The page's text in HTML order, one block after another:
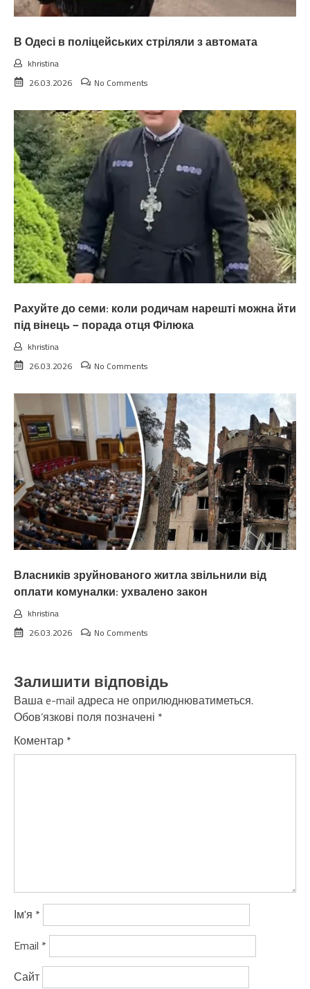
В Одесі в поліцейських стріляли з автомата
khristina
26.03.2026
No Comments
Рахуйте до семи: коли родичам нарешті можна йти
під вінець — порада отця Філюка
khristina
26.03.2026
No Comments
Власників зруйнованого житла звільнили від
оплати комуналки: ухвалено закон
khristina
26.03.2026
No Comments
Залишити відповідь
Ваша e-mail адреса не оприлюднюватиметься.
Обов’язкові поля позначені *
Коментар *
Ім'я *
Email *
Сайт